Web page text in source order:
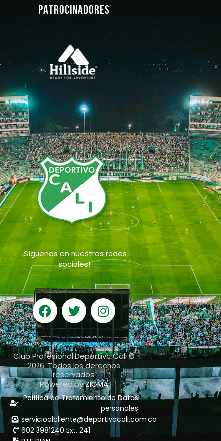
PATROCINADORES
¡Síguenos en nuestras redes
sociales!
Club Profesional Deportivo Cali ©
2026. Todos los derechos
reservados.
Powered byZIGMA
Política de Tratamiento de Datos
personales
servicioalcliente@deportivocali.com.co
602 3981240 Ext. 241